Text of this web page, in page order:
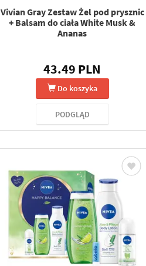
Vivian Gray Zestaw Żel pod prysznic
+ Balsam do ciała White Musk &
Ananas
43.49 PLN
Do koszyka
PODGLĄD